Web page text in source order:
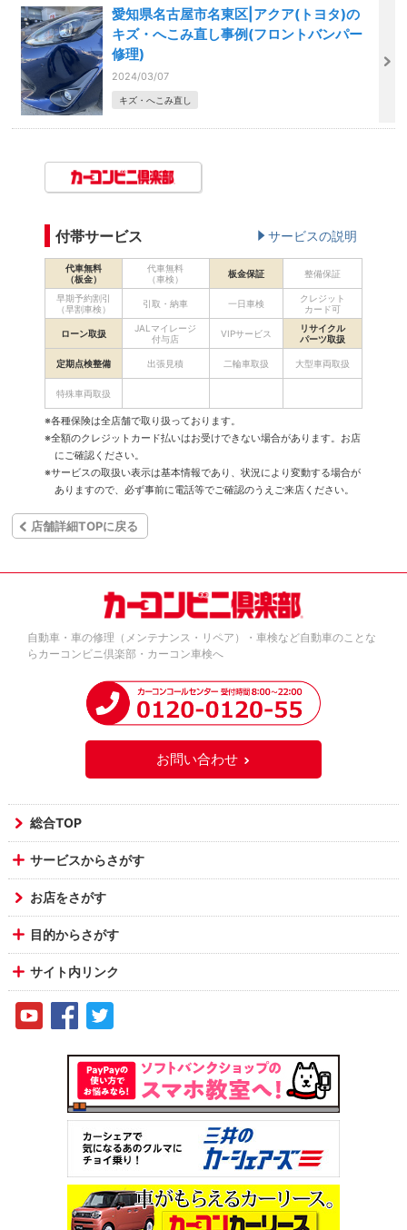
愛知県名古屋市名東区|アクア(トヨタ)の
キズ・へこみ直し事例(フロントバンパー
修理)
2024/03/07
キズ・へこみ直し
付帯サービス サービスの説明
代車無料
（板金）
代車無料
（車検）
板金保証 整備保証
早期予約割引
（早割車検）
引取・納車 一日車検
クレジット
カード可
ローン取扱
JALマイレージ
付与店
VIPサービス
リサイクル
パーツ取扱
定期点検整備 出張見積 二輪車取扱 大型車両取扱
特殊車両取扱
※各種保険は全店舗で取り扱っております。
※全額のクレジットカード払いはお受けできない場合があります。お店
にご確認ください。
※サービスの取扱い表示は基本情報であり、状況により変動する場合が
ありますので、必ず事前に電話等でご確認のうえご来店ください。
店舗詳細TOPに戻る
自動車・車の修理（メンテナンス・リペア）・車検など自動車のことな
らカーコンビニ倶楽部・カーコン車検へ
お問い合わせ
総合TOP
サービスからさがす
お店をさがす
目的からさがす
サイト内リンク